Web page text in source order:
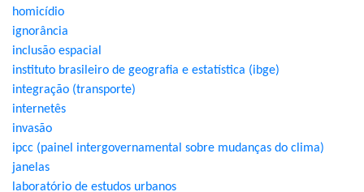
homicídio
ignorância
inclusão espacial
instituto brasileiro de geografia e estatística (ibge)
integração (transporte)
internetês
invasão
ipcc (painel intergovernamental sobre mudanças do clima)
janelas
laboratório de estudos urbanos